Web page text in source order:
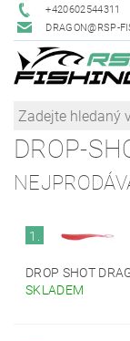
+420602544311
DRAGON@RSP-
DROP-
1.
DROP SHOT
SKLADEM